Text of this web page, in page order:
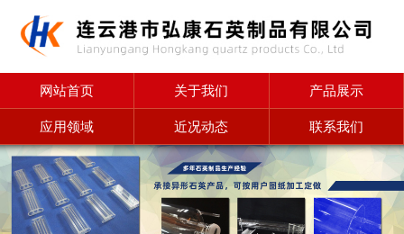
网站首页 关于我们 产品展示
应用领域 近况动态 联系我们